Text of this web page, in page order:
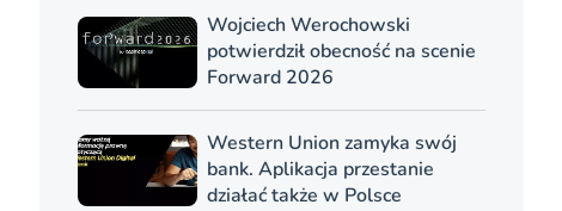
Wojciech Werochowski
potwierdził obecność na scenie
Forward 2026
Western Union zamyka swój
bank. Aplikacja przestanie
działać także w Polsce